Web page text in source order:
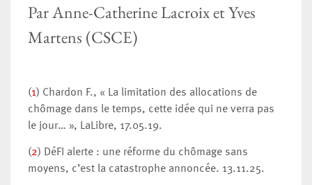
Par Anne-Catherine Lacroix et Yves
Martens (CSCE)
(1) Chardon F., « La limitation des allocations de
chômage dans le temps, cette idée qui ne verra pas
le jour… », LaLibre, 17.05.19.
(2) DéFI alerte : une réforme du chômage sans
moyens, c’est la catastrophe annoncée. 13.11.25.